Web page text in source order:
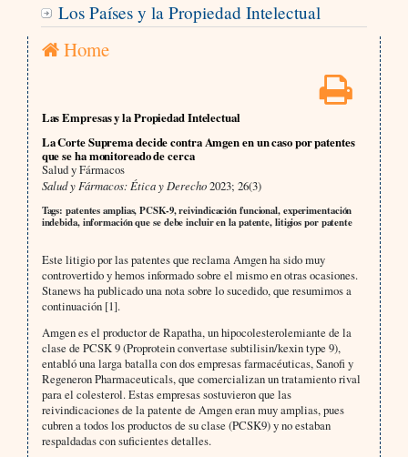
Los Países y la Propiedad Intelectual
Home
Las Empresas y la Propiedad Intelectual
La Corte Suprema decide contra Amgen en un caso por patentes
que se ha monitoreado de cerca
Salud y Fármacos
Salud y Fármacos: Ética y Derecho2023; 26(3)
Tags: patentes amplias, PCSK-9, reivindicación funcional, experimentación
indebida, información que se debe incluir en la patente, litigios por patente
Este litigio por las patentes que reclama Amgen ha sido muy
controvertido y hemos informado sobre el mismo en otras ocasiones.
Stanews ha publicado una nota sobre lo sucedido, que resumimos a
continuación [1].
Amgen es el productor de Rapatha, un hipocolesterolemiante de la
clase de PCSK 9 (Proprotein convertase subtilisin/kexin type 9),
entabló una larga batalla con dos empresas farmacéuticas, Sanofi y
Regeneron Pharmaceuticals, que comercializan un tratamiento rival
para el colesterol. Estas empresas sostuvieron que las
reivindicaciones de la patente de Amgen eran muy amplias, pues
cubren a todos los productos de su clase (PCSK9) y no estaban
respaldadas con suficientes detalles.